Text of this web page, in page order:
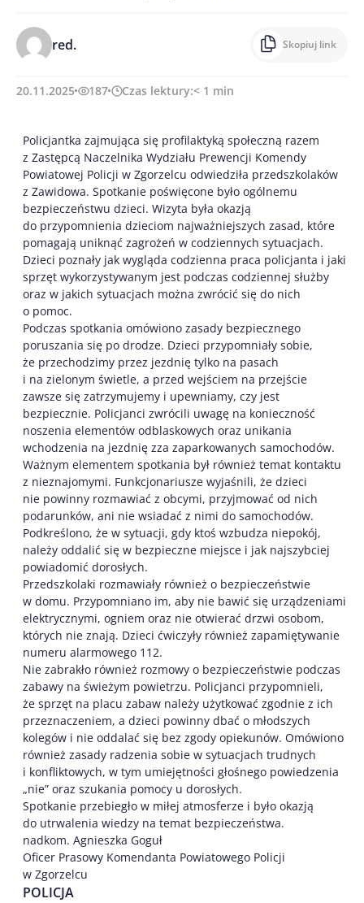
red. Skopiuj link
20.11.2025 187 Czas lektury:< 1 min
Policjantka zajmująca się profilaktyką społeczną razem
z Zastępcą Naczelnika Wydziału Prewencji Komendy
Powiatowej Policji w Zgorzelcu odwiedziła przedszkolaków
z Zawidowa. Spotkanie poświęcone było ogólnemu
bezpieczeństwu dzieci. Wizyta była okazją
do przypomnienia dzieciom najważniejszych zasad, które
pomagają uniknąć zagrożeń w codziennych sytuacjach.
Dzieci poznały jak wygląda codzienna praca policjanta i jaki
sprzęt wykorzystywanym jest podczas codziennej służby
oraz w jakich sytuacjach można zwrócić się do nich
o pomoc.
Podczas spotkania omówiono zasady bezpiecznego
poruszania się po drodze. Dzieci przypomniały sobie,
że przechodzimy przez jezdnię tylko na pasach
i na zielonym świetle, a przed wejściem na przejście
zawsze się zatrzymujemy i upewniamy, czy jest
bezpiecznie. Policjanci zwrócili uwagę na konieczność
noszenia elementów odblaskowych oraz unikania
wchodzenia na jezdnię zza zaparkowanych samochodów.
Ważnym elementem spotkania był również temat kontaktu
z nieznajomymi. Funkcjonariusze wyjaśnili, że dzieci
nie powinny rozmawiać z obcymi, przyjmować od nich
podarunków, ani nie wsiadać z nimi do samochodów.
Podkreślono, że w sytuacji, gdy ktoś wzbudza niepokój,
należy oddalić się w bezpieczne miejsce i jak najszybciej
powiadomić dorosłych.
Przedszkolaki rozmawiały również o bezpieczeństwie
w domu. Przypomniano im, aby nie bawić się urządzeniami
elektrycznymi, ogniem oraz nie otwierać drzwi osobom,
których nie znają. Dzieci ćwiczyły również zapamiętywanie
numeru alarmowego 112.
Nie zabrakło również rozmowy o bezpieczeństwie podczas
zabawy na świeżym powietrzu. Policjanci przypomnieli,
że sprzęt na placu zabaw należy użytkować zgodnie z ich
przeznaczeniem, a dzieci powinny dbać o młodszych
kolegów i nie oddalać się bez zgody opiekunów. Omówiono
również zasady radzenia sobie w sytuacjach trudnych
i konfliktowych, w tym umiejętności głośnego powiedzenia
„nie” oraz szukania pomocy u dorosłych.
Spotkanie przebiegło w miłej atmosferze i było okazją
do utrwalenia wiedzy na temat bezpieczeństwa.
nadkom. Agnieszka Goguł
Oficer Prasowy Komendanta Powiatowego Policji
w Zgorzelcu
POLICJA